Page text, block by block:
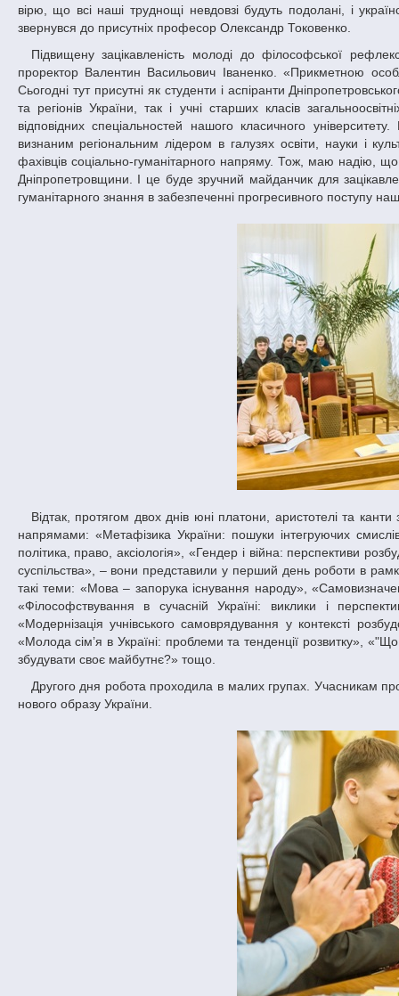
вірю, що всі наші труднощі невдовзі будуть подолані, і
звернувся до присутніх професор Олександр Токовенко.
Підвищену зацікавленість молоді до філософської рефлексії відносно національних суспільних проблем відзначив у своєму виступі
проректор Валентин Васильович Іваненко. «Прикметною
Сьогодні тут присутні як студенти і аспіранти
та регіонів України, так і учні старших класів
відповідних спеціальностей нашого класичного
визнаним регіональним лідером в галузях освіти, науки і
фахівців соціально-гуманітарного напряму. Тож, маю надію,
Дніпропетровщини. І це буде зручний майданчик для
гуманітарного знання в забезпеченні прогресивного поступу
Відтак, протягом двох днів юні платони, аристотелі та канти завзято шукали нові контури майбутнього розвитку України. Свої роздуми за
напрямами: «Метафізика України: пошуки інтегруючих
політика, право, аксіологія», «Гендер і війна: перспективи
суспільства», – вони представили у перший день роботи в
такі теми: «Мова – запорука існування народу»,
«Філософствування в сучасній Україні: виклики і
«Модернізація учнівського самоврядування у контексті
«Молода сім’я в Україні: проблеми та тенденції розвитку»,
збудувати своє майбутнє?» тощо.
Другого дня робота проходила в малих групах. Учасникам пропонувався інтелектуальний штурм зі створення проектів національної ідеї та
нового образу України.